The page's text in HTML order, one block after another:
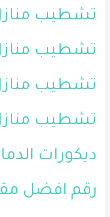
تشطيب
تشطيب
تشطيب
تشطيب
ديكورات
رقم افضل